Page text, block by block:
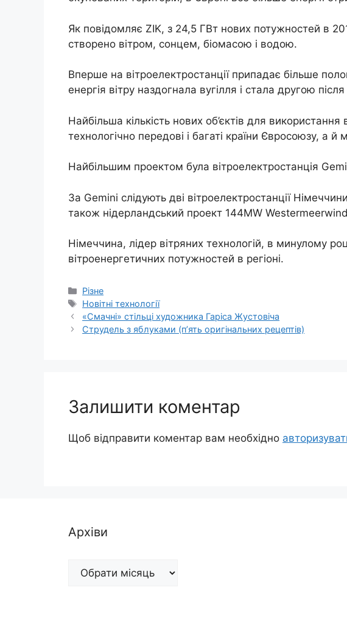
Як повідомляє ZIK, з 24,5 ГВт нових потужностей в
створено вітром, сонцем, біомасою і водою.
Вперше на вітроелектростанції припадає більше
енергія вітру наздогнала вугілля і стала другою після
Найбільша кількість нових об’єктів для використання
технологічно передові і багаті країни Євросоюзу, а й
Найбільшим проектом була вітроелектростанція
За Gemini слідують дві вітроелектростанції
також нідерландський проект 144MW
Німеччина, лідер вітряних технологій, в минулому
вітроенергетичних потужностей в регіоні.
Категорії
Різне
Позначки
Новітні технології
«Смачні» стільці художника Гаріса Жустовіча
Струдель з яблуками (п’ять оригінальних рецептів)
Залишити коментар
Щоб відправити коментар вам необхідно
Архіви
Архіви